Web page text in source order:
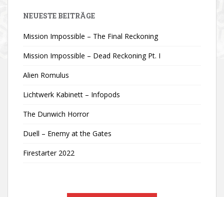
NEUESTE BEITRÄGE
Mission Impossible – The Final Reckoning
Mission Impossible – Dead Reckoning Pt. I
Alien Romulus
Lichtwerk Kabinett – Infopods
The Dunwich Horror
Duell – Enemy at the Gates
Firestarter 2022